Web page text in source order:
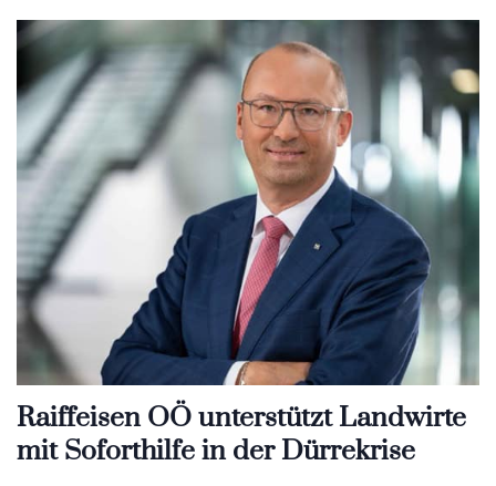
Raiffeisen OÖ unterstützt Landwirte
mit Soforthilfe in der Dürrekrise